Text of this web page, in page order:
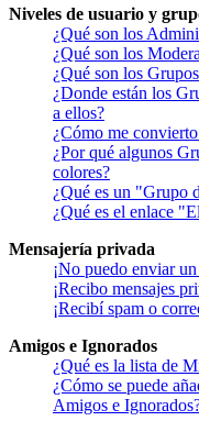
Niveles de usuario y
¿Qué son los
¿Qué son los
¿Qué son los
¿Donde están los
a ellos?
¿Cómo me
¿Por qué algunos
colores?
¿Qué es un "Grupo
¿Qué es el enlace
Mensajería privada
¡No puedo enviar
¡Recibo mensajes
¡Recibí spam o
Amigos e Ignorados
¿Qué es la lista de
¿Cómo se puede
Amigos e